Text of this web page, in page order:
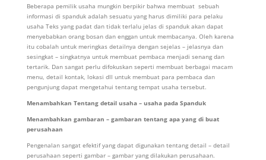
Beberapa pemilik usaha mungkin berpikir bahwa membuat sebuah
informasi di spanduk adalah sesuatu yang harus dimiliki para pelaku
usaha Teks yang padat dan tidak terlalu jelas di spanduk akan dapat
menyebabkan orang bosan dan enggan untuk membacanya. Oleh karena
itu cobalah untuk meringkas detailnya dengan sejelas – jelasnya dan
sesingkat – singkatnya untuk membuat pembaca menjadi senang dan
tertarik. Dan sangat perlu difokuskan seperti membuat berbagai macam
menu, detail kontak, lokasi dll untuk membuat para pembaca dan
pengunjung dapat mengetahui tentang tempat usaha tersebut.
Menambahkan Tentang detail usaha – usaha pada Spanduk
Menambahkan gambaran – gambaran tentang apa yang di buat
perusahaan
Pengenalan sangat efektif yang dapat digunakan tentang detail – detail
perusahaan seperti gambar – gambar yang dilakukan perusahaan.